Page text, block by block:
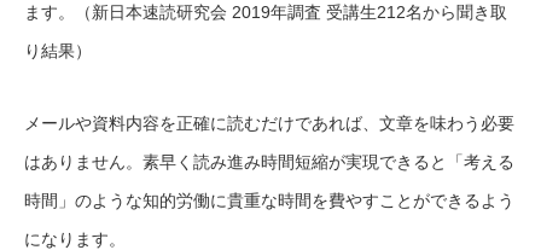
ます。（新日本速読研究会 2019年調査 受講生212名から聞き取
り結果）
メールや資料内容を正確に読むだけであれば、文章を味わう必要
はありません。素早く読み進み時間短縮が実現できると「考える
時間」のような知的労働に貴重な時間を費やすことができるよう
になります。